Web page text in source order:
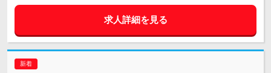
求人詳細を見る